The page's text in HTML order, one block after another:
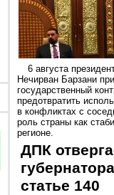
6 августа
Нечирван Барзани
государственный
предотвратить
в конфликтах с
роль страны как
регионе.
ДПК
статье 140